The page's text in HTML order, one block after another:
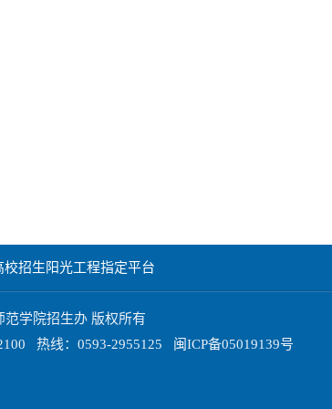
校招生阳光工程指定平台
学院招生办 版权所有
热线：0593-2955125 闽ICP备05019139号